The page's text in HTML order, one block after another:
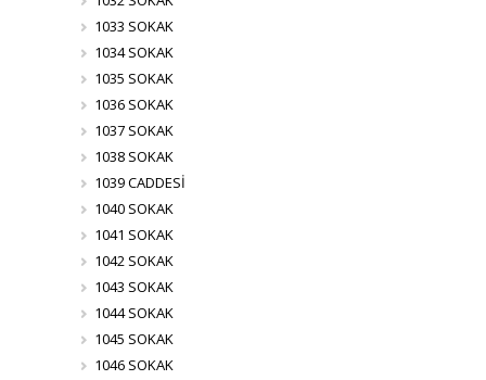
1033 SOKAK
1034 SOKAK
1035 SOKAK
1036 SOKAK
1037 SOKAK
1038 SOKAK
1039 CADDESİ
1040 SOKAK
1041 SOKAK
1042 SOKAK
1043 SOKAK
1044 SOKAK
1045 SOKAK
1046 SOKAK